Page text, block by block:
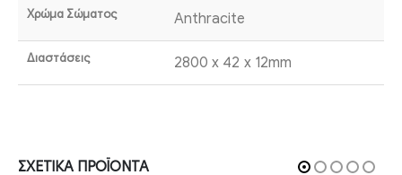
Χρώμα Σώματος Anthracite
Διαστάσεις 2800 x 42 x 12mm
ΣΧΕΤΙΚΆ ΠΡΟΪΌΝΤΑ